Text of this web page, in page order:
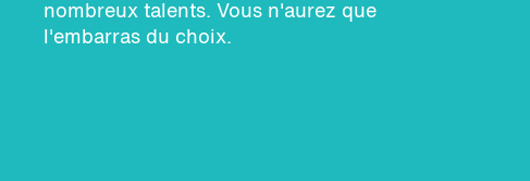
nombreux talents. Vous n'aurez que
l'embarras du choix.